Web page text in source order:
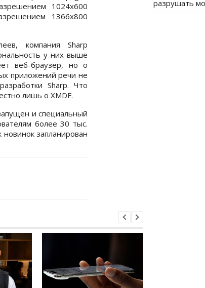
1024х600
1366х800
компания Sharp
у них выше
веб-браузер, но о
приложений речи не
Sharp. Что
лишь о XMDF.
и специальный
более 30 тыс.
запланирован
разрушать